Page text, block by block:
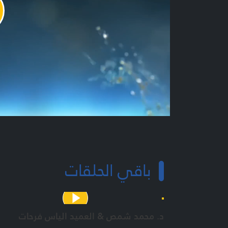
باقي الحلقات
د. محمد شمص & العميد الياس فرحات